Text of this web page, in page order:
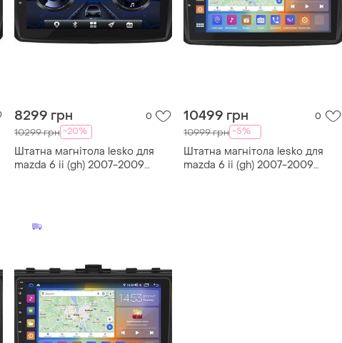
8299 грн 0
10299 грн -20%
Штатна магнітола lesko для
mazda 6 ii (gh) 2007-2009
10499 грн 0
10999 грн -5%
Штатна магнітола lesko для
mazda 6 ii (gh) 2007-2009